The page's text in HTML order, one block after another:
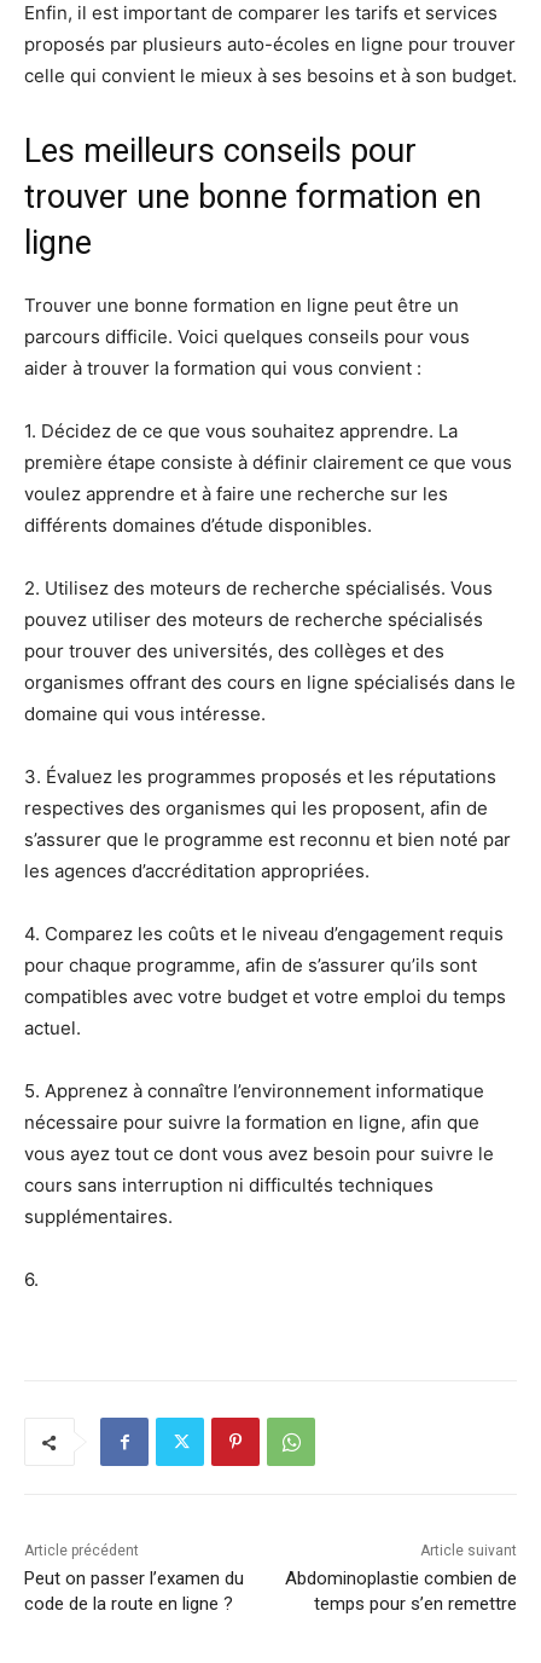
Enfin, il est important de comparer les tarifs et services
proposés par plusieurs auto-écoles en ligne pour trouver
celle qui convient le mieux à ses besoins et à son budget.
Les meilleurs conseils pour
trouver une bonne formation en
ligne
Trouver une bonne formation en ligne peut être un
parcours difficile. Voici quelques conseils pour vous
aider à trouver la formation qui vous convient :
1. Décidez de ce que vous souhaitez apprendre. La
première étape consiste à définir clairement ce que vous
voulez apprendre et à faire une recherche sur les
différents domaines d’étude disponibles.
2. Utilisez des moteurs de recherche spécialisés. Vous
pouvez utiliser des moteurs de recherche spécialisés
pour trouver des universités, des collèges et des
organismes offrant des cours en ligne spécialisés dans le
domaine qui vous intéresse.
3. Évaluez les programmes proposés et les réputations
respectives des organismes qui les proposent, afin de
s’assurer que le programme est reconnu et bien noté par
les agences d’accréditation appropriées.
4. Comparez les coûts et le niveau d’engagement requis
pour chaque programme, afin de s’assurer qu’ils sont
compatibles avec votre budget et votre emploi du temps
actuel.
5. Apprenez à connaître l’environnement informatique
nécessaire pour suivre la formation en ligne, afin que
vous ayez tout ce dont vous avez besoin pour suivre le
cours sans interruption ni difficultés techniques
supplémentaires.
6.
Article précédent
Peut on passer l’examen du
code de la route en ligne ?
Article suivant
Abdominoplastie combien de
temps pour s’en remettre